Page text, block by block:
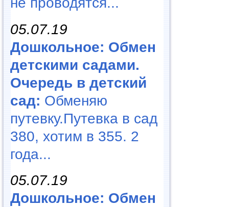
05.07.19
Дошкольное: Обмен
детскими садами.
Очередь в детский
сад: Обменяю
путевку.Путевка в сад
380, хотим в 355. 2
года...
05.07.19
Дошкольное: Обмен